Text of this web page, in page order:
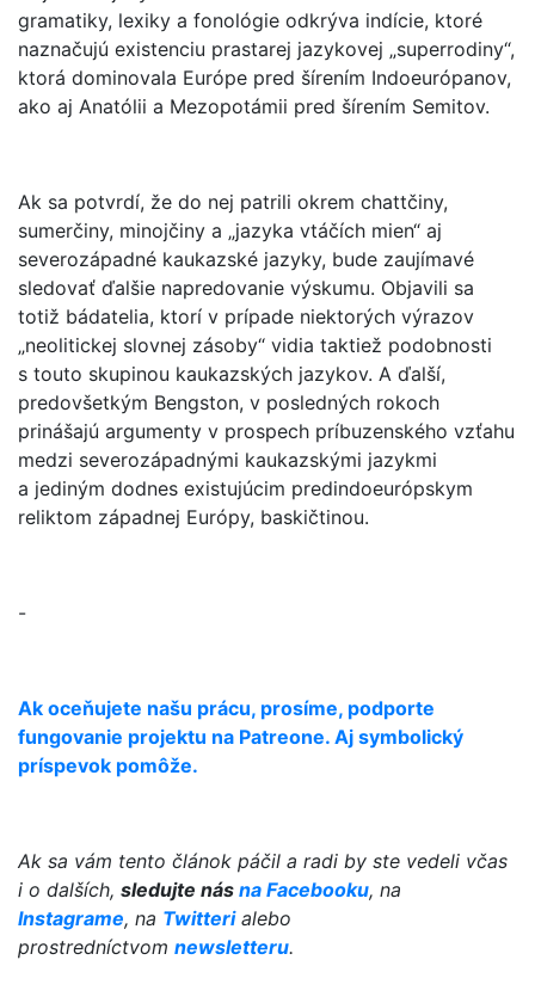
gramatiky, lexiky a fonológie odkrýva indície, ktoré
naznačujú existenciu prastarej jazykovej „superrodiny“,
ktorá dominovala Európe pred šírením Indoeurópanov,
ako aj Anatólii a Mezopotámii pred šírením Semitov.
Ak sa potvrdí, že do nej patrili okrem chattčiny,
sumerčiny, minojčiny a „jazyka vtáčích mien“ aj
severozápadné kaukazské jazyky, bude zaujímavé
sledovať ďalšie napredovanie výskumu. Objavili sa
totiž bádatelia, ktorí v prípade niektorých výrazov
„neolitickej slovnej zásoby“ vidia taktiež podobnosti
s touto skupinou kaukazských jazykov. A ďalší,
predovšetkým Bengston, v posledných rokoch
prinášajú argumenty v prospech príbuzenského vzťahu
medzi severozápadnými kaukazskými jazykmi
a jediným dodnes existujúcim predindoeurópskym
reliktom západnej Európy, baskičtinou.
-
Ak oceňujete našu prácu, prosíme, podporte
fungovanie projektu na Patreone. Aj symbolický
príspevok pomôže.
Ak sa vám tento článok páčil a radi by ste vedeli včas
i o dalších, sledujte nás na Facebooku, na
Instagrame, na Twitterialebo
prostredníctvom newsletteru.